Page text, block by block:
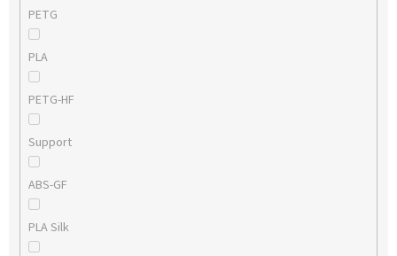
PETG
PLA
PETG-HF
Support
ABS-GF
PLA Silk